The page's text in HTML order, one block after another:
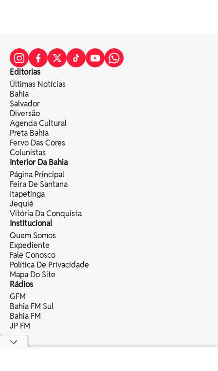
Editorias
Últimas Notícias
Bahia
Salvador
Diversão
Agenda Cultural
Preta Bahia
Fervo Das Cores
Colunistas
Interior Da Bahia
Página Principal
Feira De Santana
Itapetinga
Jequié
Vitória Da Conquista
Institucional
Quem Somos
Expediente
Fale Conosco
Política De Privacidade
Mapa Do Site
Rádios
GFM
Bahia FM Sul
Bahia FM
JP FM